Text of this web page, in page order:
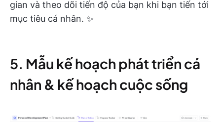
gian và theo dõi tiến độ của bạn khi bạn tiến tới
mục tiêu cá nhân. ✨
5. Mẫu kế hoạch phát triển cá
nhân & kế hoạch cuộc sống